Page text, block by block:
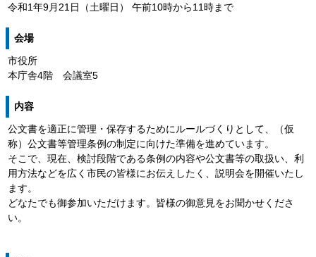
令和1年9月21日（土曜日） 午前10時から11時まで
会場
市役所
本庁舎4階 会議室5
内容
公文書を適正に管理・保存するためにルールづくりとして、（仮
称）公文書等管理条例の制定に向けた準備を進めています。
そこで、現在、検討段階である条例の内容や公文書等の取扱い、利
用方法などを広く市民の皆様にお伝えしたく、説明会を開催いたし
ます。
どなたでも御参加いただけます。皆様の御意見をお聞かせくださ
い。